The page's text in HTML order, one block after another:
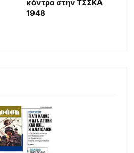
κόντρα στην ΤΣΣΚΑ
1948